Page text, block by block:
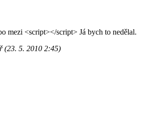
mezi <script></script> Já bych to nedělal.
(23. 5. 2010 2:45)